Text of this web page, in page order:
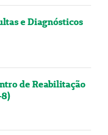
e Diagnósticos
de Reabilitação